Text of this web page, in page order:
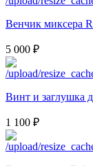
Венчик миксера
5 000 ₽
Винт и заглушка
1 100 ₽